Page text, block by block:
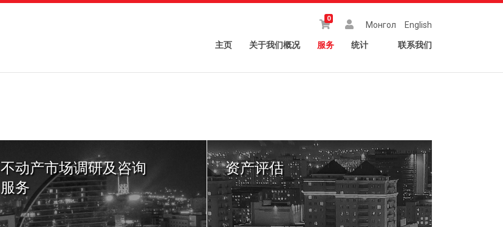
0
Монгол English
主页 关于我们概况 服务 统计 联系我们
不动产市场调研及咨询
服务
资产评估